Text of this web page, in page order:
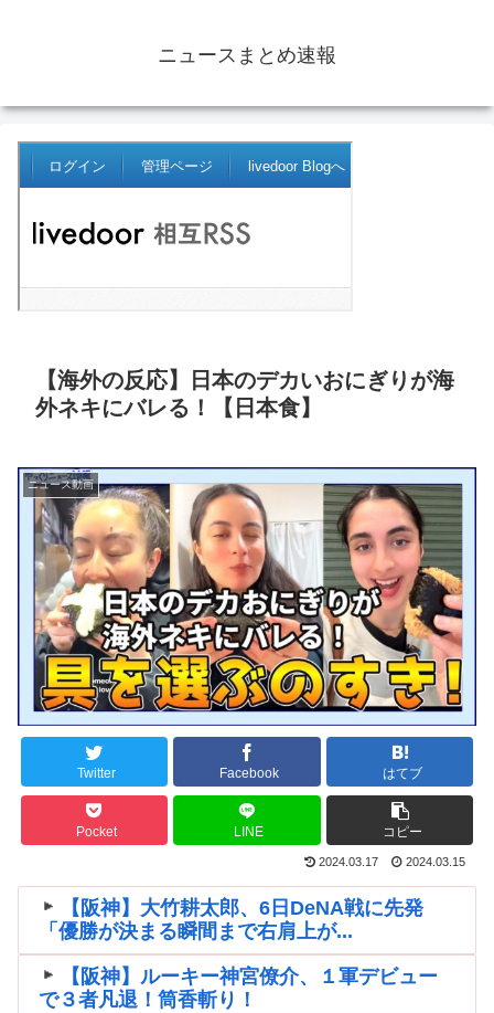
ニュースまとめ速報
【海外の反応】日本のデカいおにぎりが海
外ネキにバレる！【日本食】
ニュース動画
Twitter Facebook はてブ
Pocket LINE コピー
2024.03.17 2024.03.15
【阪神】大竹耕太郎、6日DeNA戦に先発
「優勝が決まる瞬間まで右肩上が...
【阪神】ルーキー神宮僚介、１軍デビュー
で３者凡退！筒香斬り！